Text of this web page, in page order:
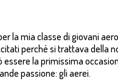
la mia classe di giovani
perché si trattava della
essere la primissima
passione: gli aerei.